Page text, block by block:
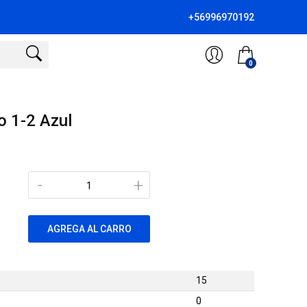
+56996970192
0
1-2 Azul
+
-
AGREGA AL CARRO
15
0